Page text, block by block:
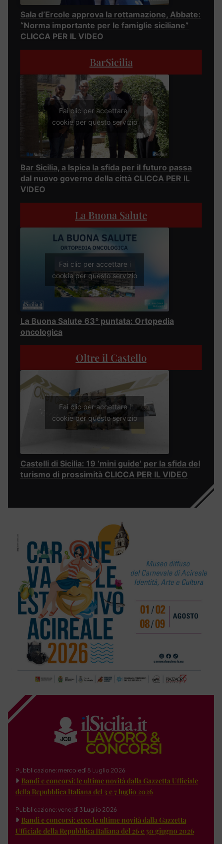
Sala d’Ercole approva la rottamazione, Abbate:
“Norma importante per le famiglie siciliane”
CLICCA PER IL VIDEO
BarSicilia
Fai clic per accettare i
cookie per questo servizio
Bar Sicilia, a Ispica la sfida per il futuro passa
dal nuovo governo della città CLICCA PER IL
VIDEO
La Buona Salute
Fai clic per accettare i
cookie per questo servizio
La Buona Salute 63° puntata: Ortopedia
oncologica
Oltre il Castello
Fai clic per accettare i
cookie per questo servizio
Castelli di Sicilia: 19 ‘mini guide’ per la sfida del
turismo di prossimità CLICCA PER IL VIDEO
Pubblicazione: mercoledì 8 Luglio 2026
Bandi e concorsi: le ultime novità dalla Gazzetta Ufficiale
della Repubblica Italiana del 3 e 7 luglio 2026
Pubblicazione: venerdì 3 Luglio 2026
Bandi e concorsi: ecco le ultime novità dalla Gazzetta
Ufficiale della Repubblica Italiana del 26 e 30 giugno 2026